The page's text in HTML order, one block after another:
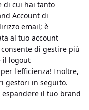
di cui hai tanto
Account di
email; è
al tuo account
di gestire più
il logout
l'efficienza! Inoltre,
gestori in seguito.
il tuo brand